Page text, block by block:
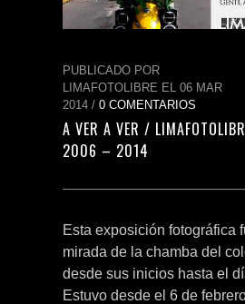
PUBLICADO POR
LIMAFOTOLIBRE EL 06 MAR
2014 / 0 COMENTARIOS
A VER A VER /
2006 – 2014
Esta exposición fotográfica
mirada de la chamba del
desde sus inicios hasta el
Estuvo desde el 6 de